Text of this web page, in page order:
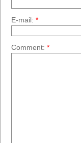
E-mail: *
Comment: *